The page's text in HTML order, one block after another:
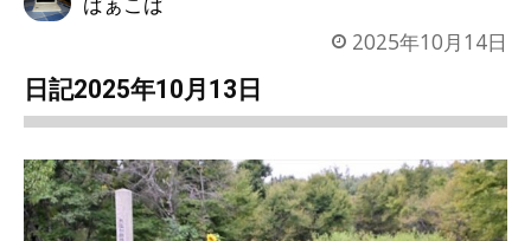
2025年10月14日
日記2025年10月13日